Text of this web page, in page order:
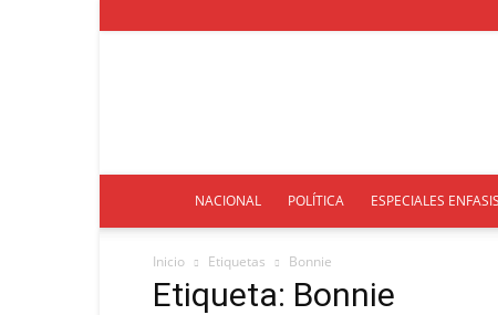
NACIONAL POLÍTICA ESPECIALES ENFASIS
Inicio Etiquetas Bonnie
Etiqueta: Bonnie